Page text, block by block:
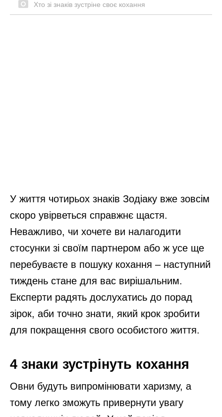
Хто зі знаків зустріне своє кохання
У життя чотирьох знаків Зодіаку вже зовсім
скоро увірветься справжнє щастя.
Неважливо, чи хочете ви налагодити
стосунки зі своїм партнером або ж усе ще
перебуваєте в пошуку кохання – наступний
тиждень стане для вас вирішальним.
Експерти радять дослухатись до порад
зірок, аби точно знати, який крок зробити
для покращення свого особистого життя.
4 знаки зустрінуть кохання
Овни будуть випромінювати харизму, а
тому легко зможуть привернути увагу